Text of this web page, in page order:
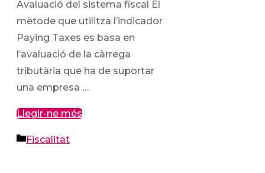
Avaluació del sistema fiscal El
mètode que utilitza l’indicador
Paying Taxes es basa en
l’avaluació de la càrrega
tributària que ha de suportar
una empresa …
Llegir-ne més
Categories
Fiscalitat